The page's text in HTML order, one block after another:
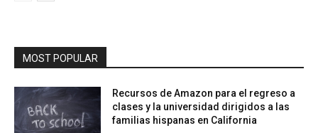
MOST POPULAR
Recursos de Amazon para el regreso a
clases y la universidad dirigidos a las
familias hispanas en California